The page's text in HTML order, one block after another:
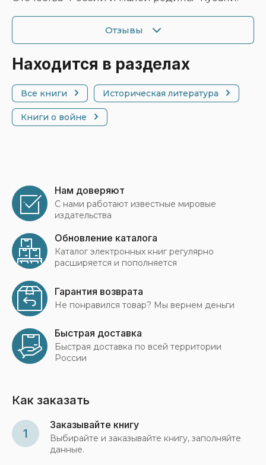
Отзывы
Находится в разделах
Все книги Историческая литература
Книги о войне
Нам доверяют
С нами работают известные мировые
издательства
Обновление каталога
Каталог электронных книг регулярно
расширяется и пополняется
Гарантия возврата
Не понравился товар? Мы вернем деньги
Быстрая доставка
Быстрая доставка по всей территории
России
Как заказать
1
Заказывайте книгу
Выбирайте и заказывайте книгу, заполняйте
данные.